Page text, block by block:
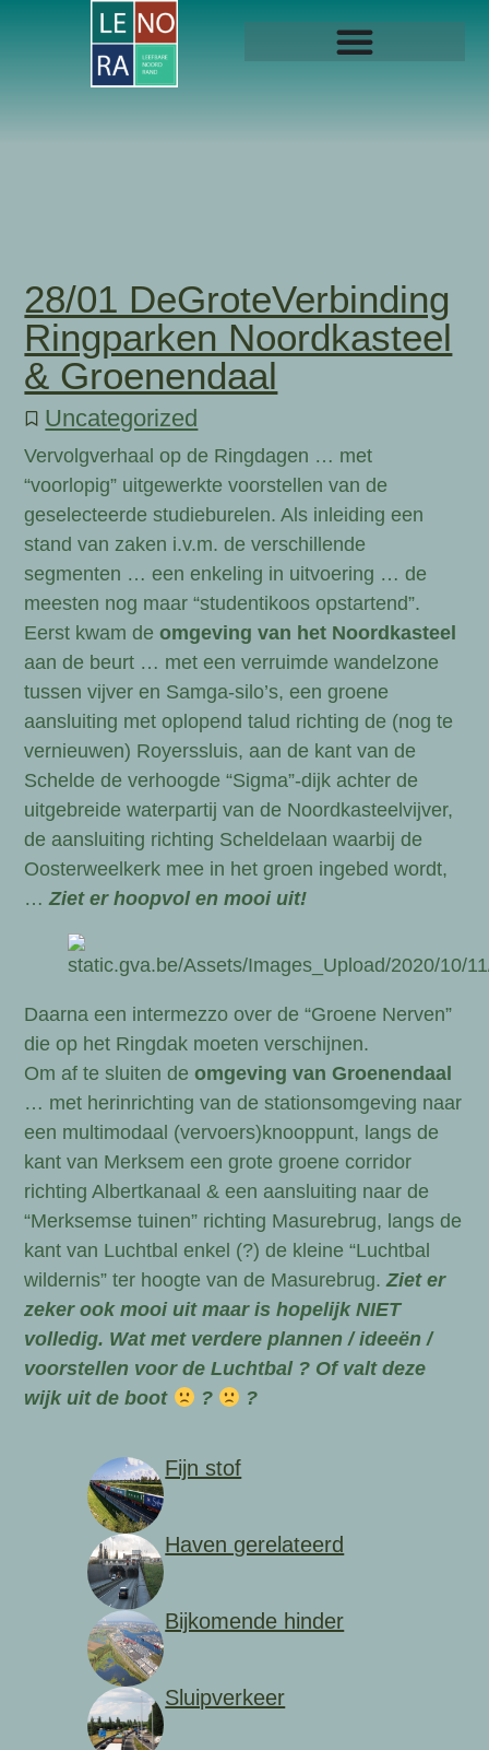
28/01 DeGroteVerbinding
Ringparken Noordkasteel
& Groenendaal
Uncategorized
Vervolgverhaal op de Ringdagen … met
“voorlopig” uitgewerkte voorstellen van de
geselecteerde studieburelen. Als inleiding een
stand van zaken i.v.m. de verschillende
segmenten … een enkeling in uitvoering … de
meesten nog maar “studentikoos opstartend”.
Eerst kwam deomgeving van het Noordkasteel
aan de beurt … met een verruimde wandelzone
tussen vijver en Samga-silo’s, een groene
aansluiting met oplopend talud richting de (nog te
vernieuwen) Royerssluis, aan de kant van de
Schelde de verhoogde “Sigma”-dijk achter de
uitgebreide waterpartij van de Noordkasteelvijver,
de aansluiting richting Scheldelaan waarbij de
Oosterweelkerk mee in het groen ingebed wordt,
…Ziet er hoopvol en mooi uit!
Daarna een intermezzo over de “Groene Nerven”
die op het Ringdak moeten verschijnen.
Om af te sluiten deomgeving van Groenendaal
… met herinrichting van de stationsomgeving naar
een multimodaal (vervoers)knooppunt, langs de
kant van Merksem een grote groene corridor
richting Albertkanaal & een aansluiting naar de
“Merksemse tuinen” richting Masurebrug, langs de
kant van Luchtbal enkel (?) de kleine “Luchtbal
wildernis” ter hoogte van de Masurebrug.Ziet er
zeker ook mooi uit maar is hopelijk NIET
volledig. Wat met verdere plannen / ideeën /
voorstellen voor de Luchtbal ? Of valt deze
wijk uit de boot
? ?
Fijn stof
Haven gerelateerd
Bijkomende hinder
Sluipverkeer